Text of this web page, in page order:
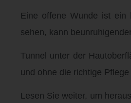
Eine offene Wunde ist ein
sehen, kann
Tunnel unter der
und ohne die richtige
Lesen Sie weiter, um